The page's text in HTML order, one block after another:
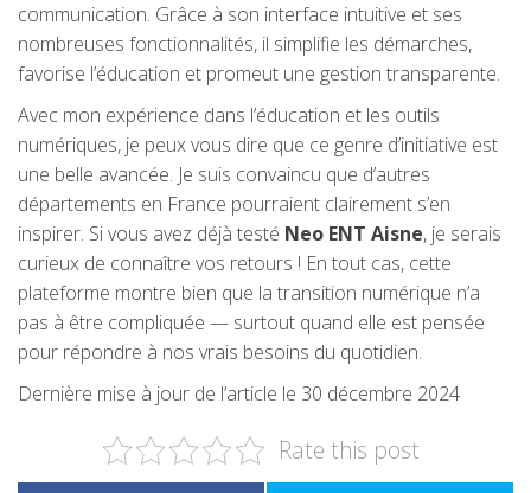
communication. Grâce à son interface intuitive et ses
nombreuses fonctionnalités, il simplifie les démarches,
favorise l’éducation et promeut une gestion transparente.
Avec mon expérience dans l’éducation et les outils
numériques, je peux vous dire que ce genre d’initiative est
une belle avancée. Je suis convaincu que d’autres
départements en France pourraient clairement s’en
inspirer. Si vous avez déjà testé Neo ENT Aisne, je serais
curieux de connaître vos retours ! En tout cas, cette
plateforme montre bien que la transition numérique n’a
pas à être compliquée — surtout quand elle est pensée
pour répondre à nos vrais besoins du quotidien.
Dernière mise à jour de l’article le 30 décembre 2024
Rate this post